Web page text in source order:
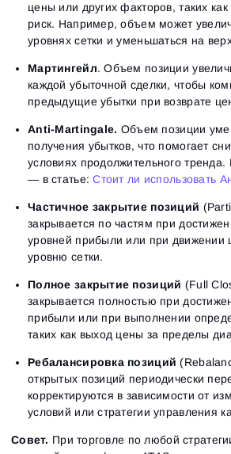
цены или других факторов, таких
риск. Например, объем может
уровнях сетки и уменьшаться на
Мартингейл. Объем позиции
каждой убыточной сделки, чтобы
предыдущие убытки при возврате
Anti-Martingale. Объем позиции
получения убытков, что помогает
условиях продолжительного
— в статье:Стоит ли использовать
Частичное закрытие позиций
закрывается по частям при
уровней прибыли или при
уровню сетки.
Полное закрытие позиций (Full
закрывается полностью при
прибыли или при выполнении
таких как выход цены за пределы
Ребалансировка позиций
открытых позиций периодически
корректируются в зависимости от
условий или стратегии управления
Совет. При торговле по любой